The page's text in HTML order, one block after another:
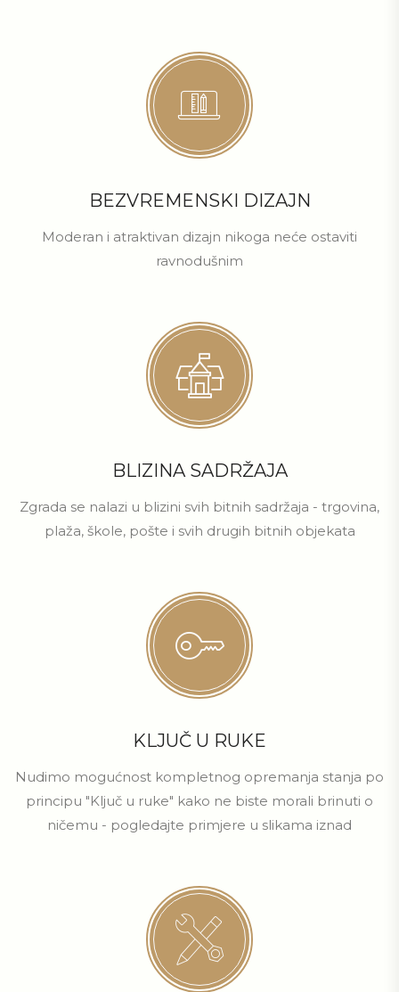
BEZVREMENSKI DIZAJN
Moderan i atraktivan dizajn nikoga neće ostaviti
ravnodušnim
BLIZINA SADRŽAJA
Zgrada se nalazi u blizini svih bitnih sadržaja - trgovina,
plaža, škole, pošte i svih drugih bitnih objekata
KLJUČ U RUKE
Nudimo mogućnost kompletnog opremanja stanja po
principu "Ključ u ruke" kako ne biste morali brinuti o
ničemu - pogledajte primjere u slikama iznad